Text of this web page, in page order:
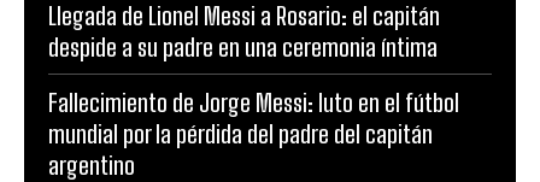
Llegada de Lionel Messi a Rosario: el capitán
despide a su padre en una ceremonia íntima
Fallecimiento de Jorge Messi: luto en el fútbol
mundial por la pérdida del padre del capitán
argentino